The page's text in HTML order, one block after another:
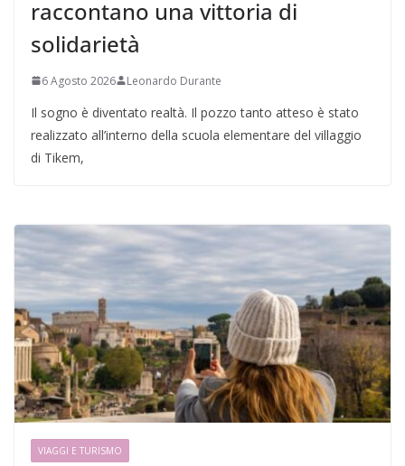
raccontano una vittoria di
solidarietà
6 Agosto 2026 Leonardo Durante
Il sogno è diventato realtà. Il pozzo tanto atteso è stato
realizzato all’interno della scuola elementare del villaggio
di Tikem,
VIAGGI E TURISMO